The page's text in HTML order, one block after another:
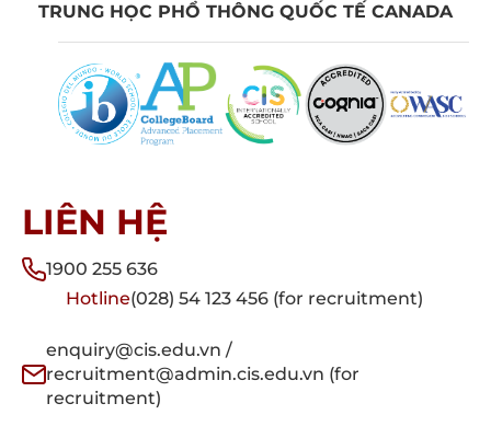
TRUNG HỌC PHỔ THÔNG QUỐC TẾ CANADA
LIÊN HỆ
1900 255 636
Hotline(028) 54 123 456 (for recruitment)
enquiry@cis.edu.vn /
recruitment@admin.cis.edu.vn (for
recruitment)